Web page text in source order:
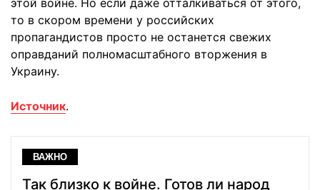
этой войне. Но если даже отталкиваться от этого,
то в скором времени у российских
пропагандистов просто не останется свежих
оправданий полномасштабного вторжения в
Украину.
Источник.
ВАЖНО
Так близко к войне. Готов ли народ